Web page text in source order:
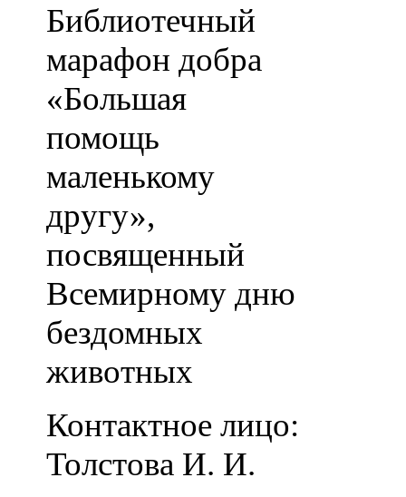
Библиотечный
марафон добра
«Большая
помощь
маленькому
другу»,
посвященный
Всемирному дню
бездомных
животных
Контактное лицо:
Толстова И. И.